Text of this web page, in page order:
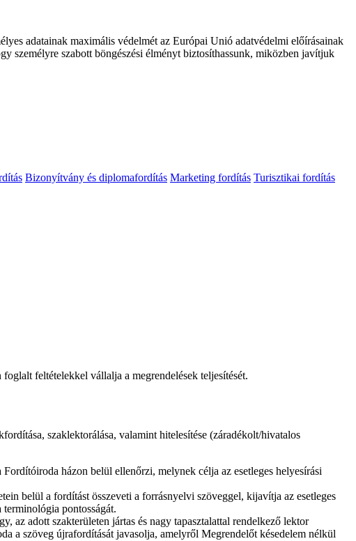
adatainak maximális védelmét az Európai Unió adatvédelmi előírásainak
személyre szabott böngészési élményt biztosíthassunk, miközben javítjuk
Bizonyítvány és diplomafordítás Marketing fordítás Turisztikai fordítás
feltételekkel vállalja a megrendelések teljesítését.
szaklektorálása, valamint hitelesítése (záradékolt/hivatalos
házon belül ellenőrzi, melynek célja az esetleges helyesírási
belül a fordítást összeveti a forrásnyelvi szöveggel, kijavítja az esetleges
pontosságát.
az adott szakterületen jártas és nagy tapasztalattal rendelkező lektor
a szöveg újrafordítását javasolja, amelyről Megrendelőt késedelem nélkül